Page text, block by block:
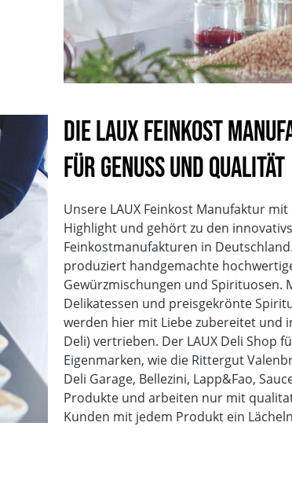
Die LAUX Feinkost
für Genuss und Qualität
Unsere LAUX Feinkost Manufaktur
Highlight und gehört zu den
Feinkostmanufakturen in
produziert handgemachte
Gewürzmischungen und Spirituosen.
Delikatessen und preisgekrönte
werden hier mit Liebe zubereitet und
Deli) vertrieben. Der LAUX Deli Shop
Eigenmarken, wie die Rittergut
Deli Garage, Bellezini, Lapp&Fao,
Produkte und arbeiten nur mit
Kunden mit jedem Produkt ein